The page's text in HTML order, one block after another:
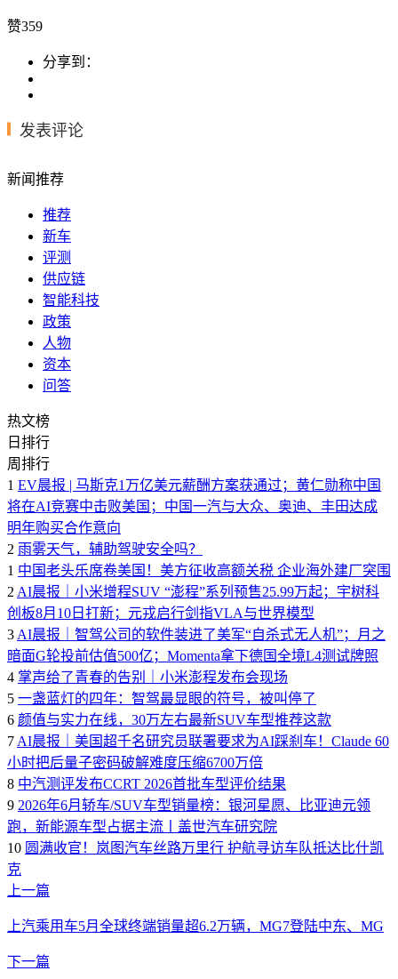
赞359
分享到：
发表评论
新闻推荐
推荐
新车
评测
供应链
智能科技
政策
人物
资本
问答
热文榜
日排行
周排行
1 EV晨报 | 马斯克1万亿美元薪酬方案获通过；黄仁勋称中国
将在AI竞赛中击败美国；中国一汽与大众、奥迪、丰田达成
明年购买合作意向
2 雨雾天气，辅助驾驶安全吗？
1 中国老头乐席卷美国！美方征收高额关税 企业海外建厂突围
2 AI晨报｜小米增程SUV “澎程”系列预售25.99万起；宇树科
创板8月10日打新；元戎启行剑指VLA与世界模型
3 AI晨报｜智驾公司的软件装进了美军“自杀式无人机”；月之
暗面G轮投前估值500亿；Momenta拿下德国全境L4测试牌照
4 掌声给了青春的告别｜小米澎程发布会现场
5 一盏蓝灯的四年：智驾最显眼的符号，被叫停了
6 颜值与实力在线，30万左右最新SUV车型推荐这款
7 AI晨报｜美国超千名研究员联署要求为AI踩刹车！Claude 60
小时把后量子密码破解难度压缩6700万倍
8 中汽测评发布CCRT 2026首批车型评价结果
9 2026年6月轿车/SUV车型销量榜：银河星愿、比亚迪元领
跑，新能源车型占据主流丨盖世汽车研究院
10 圆满收官！岚图汽车丝路万里行 护航寻访车队抵达比什凯
克
上一篇
上汽乘用车5月全球终端销量超6.2万辆，MG7登陆中东、MG
下一篇